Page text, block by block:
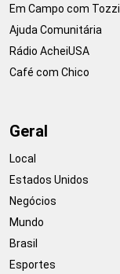
Em Campo com Tozzi
Ajuda Comunitária
Rádio AcheiUSA
Café com Chico
Geral
Local
Estados Unidos
Negócios
Mundo
Brasil
Esportes